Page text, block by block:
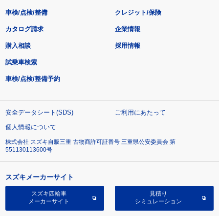
車検/点検/整備 クレジット/保険
カタログ請求
購入相談
試乗車検索
車検/点検/整備予約
企業情報
採用情報
安全データシート(SDS)
ご利用にあたって
個人情報について
株式会社 スズキ自販三重 古物商許可証番号 三重県公安委員会 第
551130113600号
スズキメーカーサイト
スズキ四輪車
メーカーサイト
見積り
シミュレーション